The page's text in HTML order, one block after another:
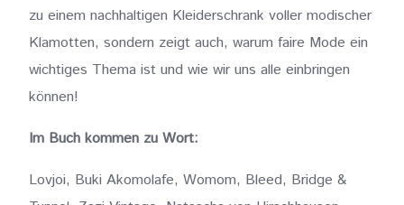
zu einem nachhaltigen Kleiderschrank voller modischer
Klamotten, sondern zeigt auch, warum faire Mode ein
wichtiges Thema ist und wie wir uns alle einbringen
können!
Im Buch kommen zu Wort:
Lovjoi, Buki Akomolafe, Womom, Bleed, Bridge &